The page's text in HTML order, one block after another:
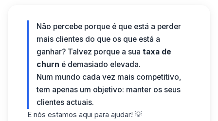
Não percebe porque é que está a perder
mais clientes do que os que está a
ganhar? Talvez porque a sua taxa de
churn é demasiado elevada.
Num mundo cada vez mais competitivo,
tem apenas um objetivo: manter os seus
clientes actuais.
E nós estamos aqui para ajudar! 💡